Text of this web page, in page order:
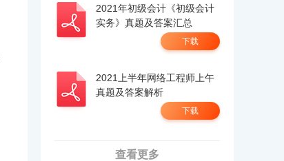
2021年初级会计《初级会计
实务》真题及答案汇总
下载
2021上半年网络工程师上午
真题及答案解析
下载
查看更多